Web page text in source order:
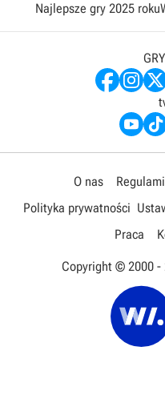
Najlepsze gry 2025 roku
O nas
Polityka prywatności
Praca
Copyright © 2000 -